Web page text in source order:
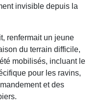
invisible depuis la
renfermait un jeune
du terrain difficile,
mobilisés, incluant le
pour les ravins,
et des